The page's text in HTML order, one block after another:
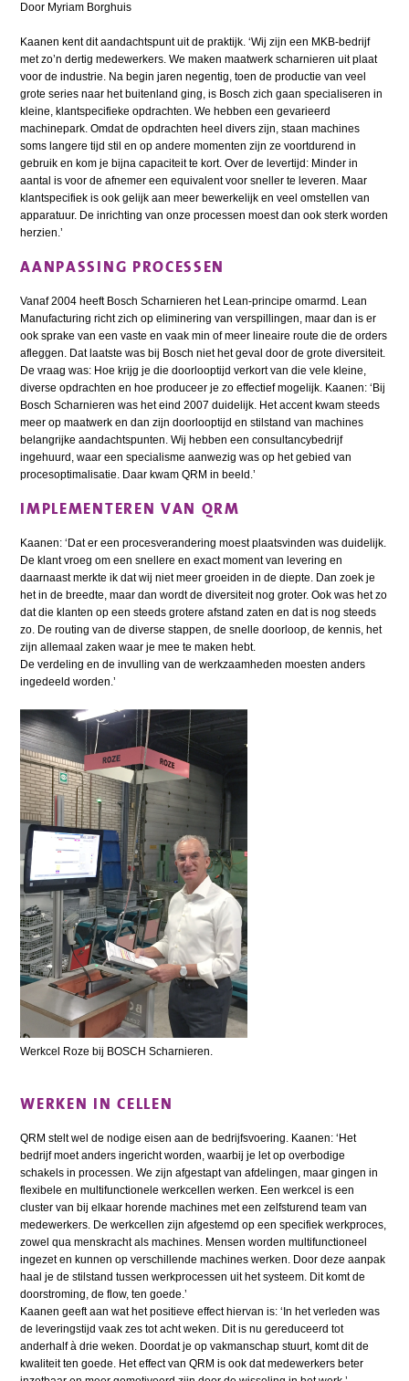
Door Myriam Borghuis
Kaanen kent dit aandachtspunt uit de praktijk. ‘Wij zijn een MKB-bedrijf
met zo’n dertig medewerkers. We maken maatwerk scharnieren uit plaat
voor de industrie. Na begin jaren negentig, toen de productie van veel
grote series naar het buitenland ging, is Bosch zich gaan specialiseren in
kleine, klantspecifieke opdrachten. We hebben een gevarieerd
machinepark. Omdat de opdrachten heel divers zijn, staan machines
soms langere tijd stil en op andere momenten zijn ze voortdurend in
gebruik en kom je bijna capaciteit te kort. Over de levertijd: Minder in
aantal is voor de afnemer een equivalent voor sneller te leveren. Maar
klantspecifiek is ook gelijk aan meer bewerkelijk en veel omstellen van
apparatuur. De inrichting van onze processen moest dan ook sterk worden
herzien.’
AANPASSING PROCESSEN
Vanaf 2004 heeft Bosch Scharnieren het Lean-principe omarmd. Lean
Manufacturing richt zich op eliminering van verspillingen, maar dan is er
ook sprake van een vaste en vaak min of meer lineaire route die de orders
afleggen. Dat laatste was bij Bosch niet het geval door de grote diversiteit.
De vraag was: Hoe krijg je die doorlooptijd verkort van die vele kleine,
diverse opdrachten en hoe produceer je zo effectief mogelijk. Kaanen: ‘Bij
Bosch Scharnieren was het eind 2007 duidelijk. Het accent kwam steeds
meer op maatwerk en dan zijn doorlooptijd en stilstand van machines
belangrijke aandachtspunten. Wij hebben een consultancybedrijf
ingehuurd, waar een specialisme aanwezig was op het gebied van
procesoptimalisatie. Daar kwam QRM in beeld.’
IMPLEMENTEREN VAN QRM
Kaanen: ‘Dat er een procesverandering moest plaatsvinden was duidelijk.
De klant vroeg om een snellere en exact moment van levering en
daarnaast merkte ik dat wij niet meer groeiden in de diepte. Dan zoek je
het in de breedte, maar dan wordt de diversiteit nog groter. Ook was het zo
dat die klanten op een steeds grotere afstand zaten en dat is nog steeds
zo. De routing van de diverse stappen, de snelle doorloop, de kennis, het
zijn allemaal zaken waar je mee te maken hebt.
De verdeling en de invulling van de werkzaamheden moesten anders
ingedeeld worden.’
Werkcel Roze bij BOSCH Scharnieren.
WERKEN IN CELLEN
QRM stelt wel de nodige eisen aan de bedrijfsvoering. Kaanen: ‘Het
bedrijf moet anders ingericht worden, waarbij je let op overbodige
schakels in processen. We zijn afgestapt van afdelingen, maar gingen in
flexibele en multifunctionele werkcellen werken. Een werkcel is een
cluster van bij elkaar horende machines met een zelfsturend team van
medewerkers. De werkcellen zijn afgestemd op een specifiek werkproces,
zowel qua menskracht als machines. Mensen worden multifunctioneel
ingezet en kunnen op verschillende machines werken. Door deze aanpak
haal je de stilstand tussen werkprocessen uit het systeem. Dit komt de
doorstroming, de flow, ten goede.’
Kaanen geeft aan wat het positieve effect hiervan is: ‘In het verleden was
de leveringstijd vaak zes tot acht weken. Dit is nu gereduceerd tot
anderhalf à drie weken. Doordat je op vakmanschap stuurt, komt dit de
kwaliteit ten goede. Het effect van QRM is ook dat medewerkers beter